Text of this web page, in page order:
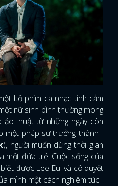
bộ phim ca nhạc tình cảm
nữ sinh bình thường mong
ảo thuật từ những ngày còn
một pháp sư trưởng thành -
), người muốn dừng thời gian
một đứa trẻ. Cuộc sống của
được Lee Eul và cô quyết
mình một cách nghiêm túc.